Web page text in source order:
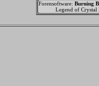
Forensoftware: Burning
Legend of